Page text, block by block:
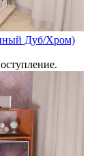
Дуб/Хром)